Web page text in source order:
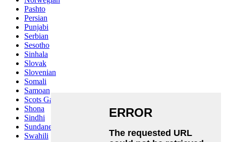
Pashto
Persian
Punjabi
Serbian
Sesotho
Sinhala
Slovak
Slovenian
Somali
Samoan
Scots Gaelic
Shona
Sindhi
Sundanese
Swahili